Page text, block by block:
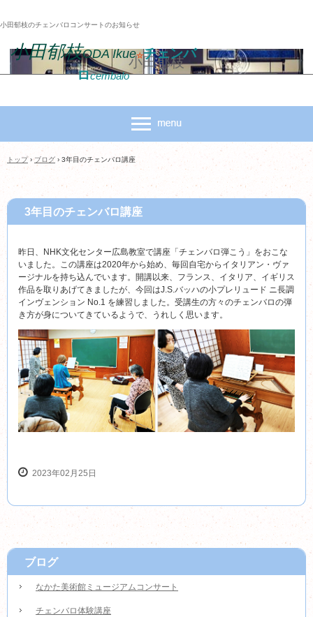
小田郁枝
小田郁枝のチェンバロコンサートのお知らせ
小田郁枝ODA Ikue☆チェンバ
ロcembalo
トップ › ブログ › 3年目のチェンバロ講座
3年目のチェンバロ講座
昨日、NHK文化センター広島教室で講座「チェンバロ弾こう」をおこな
いました。この講座は2020年から始め、毎回自宅からイタリアン・ヴァ
ージナルを持ち込んでいます。開講以来、フランス、イタリア、イギリス
作品を取りあげてきましたが、今回はJ.S.バッハの小プレリュード ニ長調
インヴェンション No.1 を練習しました。受講生の方々のチェンバロの弾
き方が身についてきているようで、うれしく思います。
2023年02月25日
ブログ
なかた美術館ミュージアムコンサート
チェンバロ体験講座